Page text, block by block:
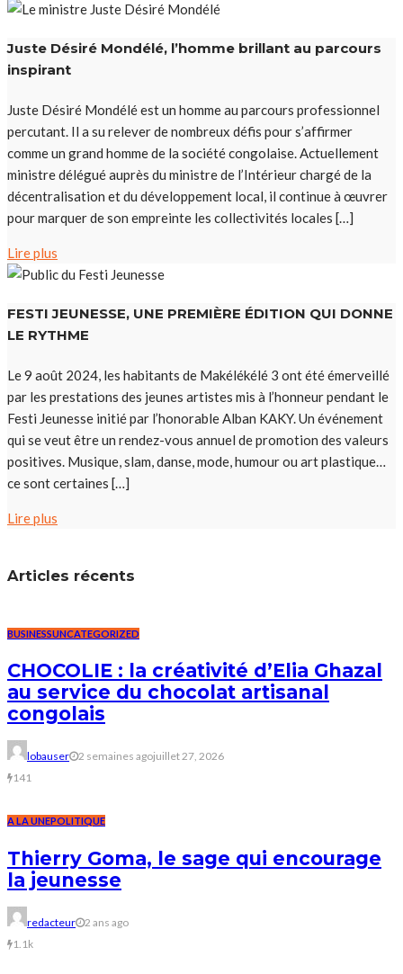
Juste Désiré Mondélé, l’homme brillant au parcours
inspirant
Juste Désiré Mondélé est un homme au parcours professionnel
percutant. Il a su relever de nombreux défis pour s’affirmer
comme un grand homme de la société congolaise. Actuellement
ministre délégué auprès du ministre de l’Intérieur chargé de la
décentralisation et du développement local, il continue à œuvrer
pour marquer de son empreinte les collectivités locales […]
Lire plus
FESTI JEUNESSE, UNE PREMIÈRE ÉDITION QUI DONNE
LE RYTHME
Le 9 août 2024, les habitants de Makélékélé 3 ont été émerveillé
par les prestations des jeunes artistes mis à l’honneur pendant le
Festi Jeunesse initié par l’honorable Alban KAKY. Un événement
qui se veut être un rendez-vous annuel de promotion des valeurs
positives. Musique, slam, danse, mode, humour ou art plastique…
ce sont certaines […]
Lire plus
Articles récents
BUSINESSUNCATEGORIZED
CHOCOLIE : la créativité d’Elia Ghazal
au service du chocolat artisanal
congolais
lobauser 2 semaines agojuillet 27, 2026
141
A LA UNEPOLITIQUE
Thierry Goma, le sage qui encourage
la jeunesse
redacteur
2 ans ago
1.1k